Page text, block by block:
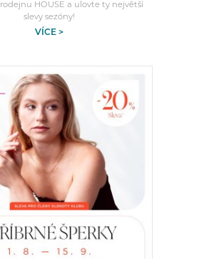
HOUSE a ulovte ty největší
slevy sezóny!
VÍCE >